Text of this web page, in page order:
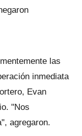
las
inmediata
Evan
"Nos
agregaron.